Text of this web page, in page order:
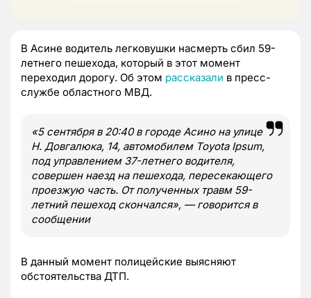
В Асине водитель легковушки насмерть сбил 59-
летнего пешехода, который в этот момент
переходил дорогу. Об этом рассказали в пресс-
службе областного МВД.
«5 сентября в 20:40 в городе Асино на улице
Н. Довгалюка, 14, автомобилем Toyota Ipsum,
под управлением 37-летнего водителя,
совершен наезд на пешехода, пересекающего
проезжую часть. От полученных травм 59-
летний пешеход скончался», — говорится в
сообщении
В данный момент полицейские выясняют
обстоятельства ДТП.